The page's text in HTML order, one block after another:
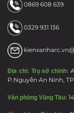
0869 608 639
0329 931 136
Địa chỉ: Trụ sở chính:
P.Nguyễn An Ninh,
Văn phòng Vũng Tàu: